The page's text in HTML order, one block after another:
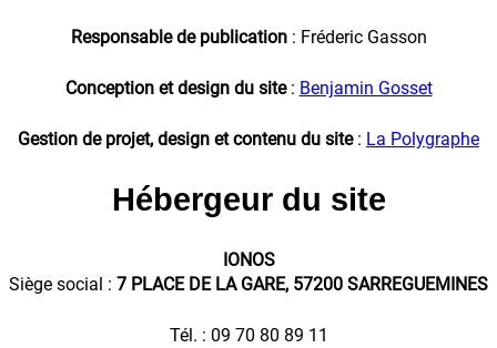
Responsable de publication: Fréderic Gasson
Conception et design du site : Benjamin Gosset
Gestion de projet, design et contenu du site : La Polygraphe
Hébergeur du site
IONOS
Siège social : 7 PLACE DE LA GARE, 57200 SARREGUEMINES
Tél. : 09 70 80 89 11